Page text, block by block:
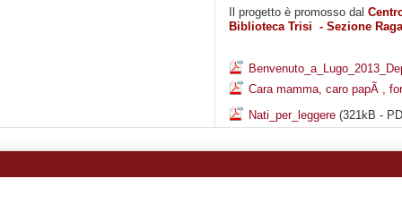
Il progetto è promosso dal
Biblioteca Trisi - Sezione
Cara mamma, caro papÃ ,
Nati_per_leggere (321kB -